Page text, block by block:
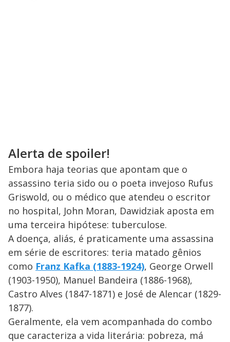
Alerta de spoiler!
Embora haja teorias que apontam que o
assassino teria sido ou o poeta invejoso Rufus
Griswold, ou o médico que atendeu o escritor
no hospital, John Moran, Dawidziak aposta em
uma terceira hipótese: tuberculose.
A doença, aliás, é praticamente uma assassina
em série de escritores: teria matado gênios
como Franz Kafka (1883-1924), George Orwell
(1903-1950), Manuel Bandeira (1886-1968),
Castro Alves (1847-1871) e José de Alencar (1829-
1877).
Geralmente, ela vem acompanhada do combo
que caracteriza a vida literária: pobreza, má